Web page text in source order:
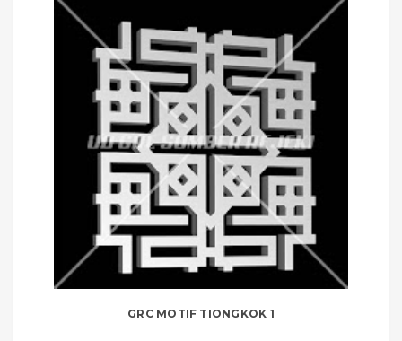
GRC MOTIF TIONGKOK 1